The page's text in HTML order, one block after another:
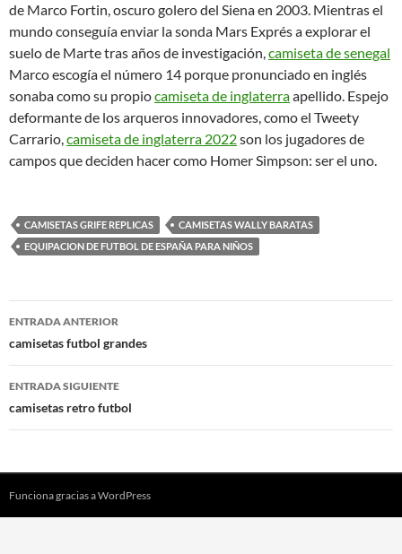
de Marco Fortin, oscuro golero del Siena en 2003. Mientras el
mundo conseguía enviar la sonda Mars Exprés a explorar el
suelo de Marte tras años de investigación,camiseta de senegal
Marco escogía el número 14 porque pronunciado en inglés
sonaba como su propiocamiseta de inglaterraapellido. Espejo
deformante de los arqueros innovadores, como el Tweety
Carrario,camiseta de inglaterra 2022son los jugadores de
campos que deciden hacer como Homer Simpson: ser el uno.
CAMISETAS GRIFE REPLICAS
CAMISETAS WALLY BARATAS
EQUIPACION DE FUTBOL DE ESPAÑA PARA NIÑOS
Navegación
de
entradas
ENTRADA ANTERIOR
camisetas futbol grandes
ENTRADA SIGUIENTE
camisetas retro futbol
Funciona gracias a WordPress